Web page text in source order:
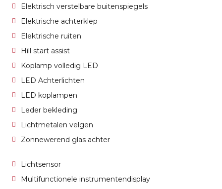
Elektrisch verstelbare buitenspiegels
Elektrische achterklep
Elektrische ruiten
Hill start assist
Koplamp volledig LED
LED Achterlichten
LED koplampen
Leder bekleding
Lichtmetalen velgen
Zonnewerend glas achter
Lichtsensor
Multifunctionele instrumentendisplay